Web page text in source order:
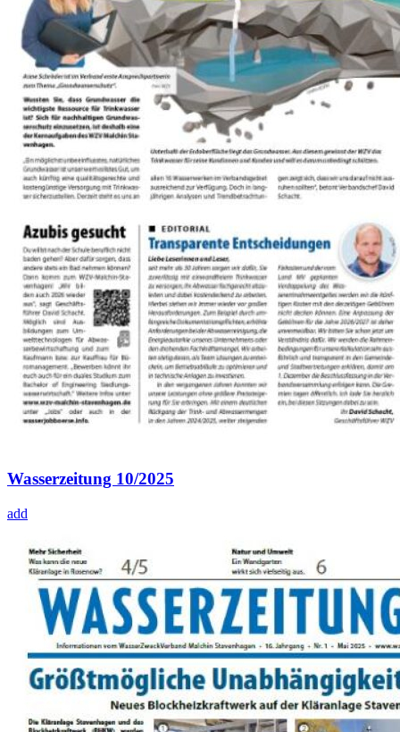
Wasserzeitung 10/2025
add